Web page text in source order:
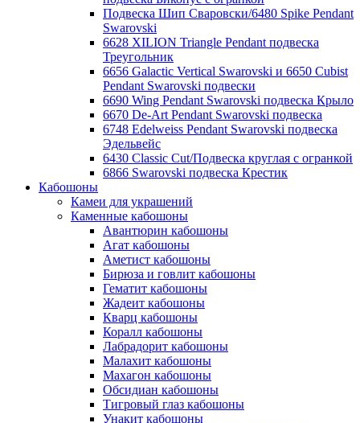
Подвеска Шип Сваровски/6480 Spike Pendant
Swarovski
6628 XILION Triangle Pendant подвеска
Треугольник
6656 Galactic Vertical Swarovski и 6650 Cubist
Pendant Swarovski подвески
6690 Wing Pendant Swarovski подвеска Крыло
6670 De-Art Pendant Swarovski подвеска
6748 Edelweiss Pendant Swarovski подвеска
Эдельвейс
6430 Classic Cut/Подвеска круглая с огранкой
6866 Swarovski подвеска Крестик
Кабошоны
Камеи для украшений
Каменные кабошоны
Авантюрин кабошоны
Агат кабошоны
Аметист кабошоны
Бирюза и говлит кабошоны
Гематит кабошоны
Жадеит кабошоны
Кварц кабошоны
Коралл кабошоны
Лабрадорит кабошоны
Малахит кабошоны
Махагон кабошоны
Обсидиан кабошоны
Тигровый глаз кабошоны
Унакит кабошоны